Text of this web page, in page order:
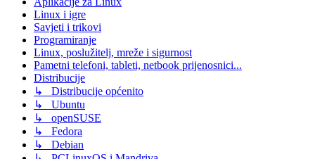
Linux i igre
Savjeti i trikovi
Programiranje
Linux, poslužitelj, mreže i sigurnost
Pametni telefoni, tableti, netbook prijenosnici...
Distribucije
↳ Distribucije općenito
↳ Ubuntu
↳ openSUSE
↳ Fedora
↳ Debian